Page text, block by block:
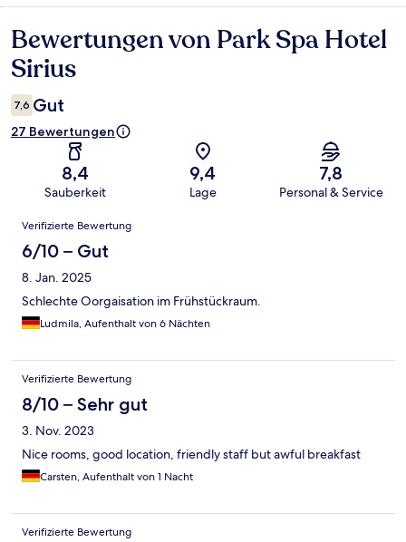
Bewertungen
Bewertungen von Park Spa Hotel
Sirius
7,6 Gut
27 Bewertungen
8,4
Sauberkeit
9,4
Lage
7,8
Personal & Service
Bewertungen
Verifizierte Bewertung
6/10 – Gut
8. Jan. 2025
Schlechte Oorgaisation im Frühstückraum.
Ludmila, Aufenthalt von 6 Nächten
Verifizierte Bewertung
8/10 – Sehr gut
3. Nov. 2023
Nice rooms, good location, friendly staff but awful breakfast
Carsten, Aufenthalt von 1 Nacht
Verifizierte Bewertung